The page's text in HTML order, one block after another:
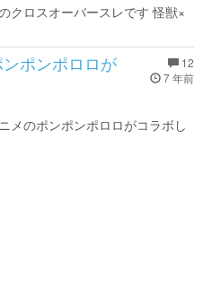
クロスオーバースレです 怪獣×
12
7 年前
ポンポロロが
メのポンポンポロロがコラボし